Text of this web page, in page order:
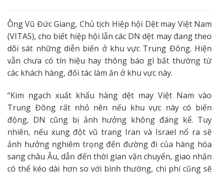
Ông Vũ Đức Giang, Chủ tịch Hiệp hội Dệt may Việt Nam
(VITAS), cho biết hiệp hội lẫn các DN dệt may đang theo
dõi sát những diễn biến ở khu vực Trung Đông. Hiện
vẫn chưa có tín hiệu hay thông báo gì bất thường từ
các khách hàng, đối tác làm ăn ở khu vực này.
“Kim ngạch xuất khẩu hàng dệt may Việt Nam vào
Trung Đông rất nhỏ nên nếu khu vực này có biến
động, DN cũng bị ảnh hưởng không đáng kể. Tuy
nhiên, nếu xung đột vũ trang Iran và Israel nổ ra sẽ
ảnh hưởng nghiêm trọng đến đường đi của hàng hóa
sang châu Âu, dẫn đến thời gian vận chuyển, giao nhận
có thể kéo dài hơn so với bình thường, chi phí cũng sẽ